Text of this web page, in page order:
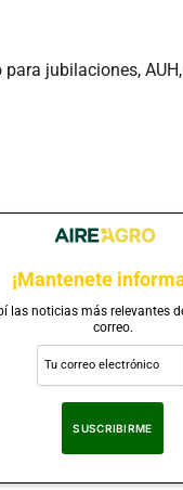
jubilaciones,
¡Mantenete
las noticias más relevantes
correo.